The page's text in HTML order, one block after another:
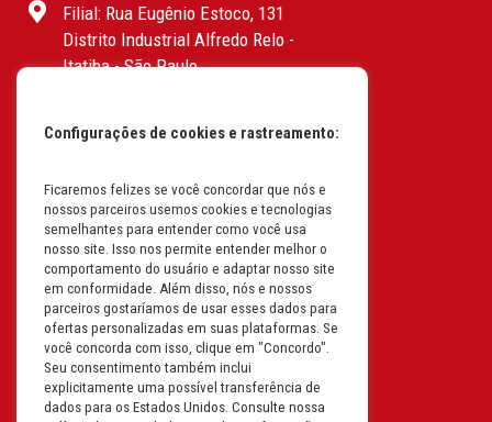
Filial: Rua Eugênio Estoco, 131
Distrito Industrial Alfredo Relo -
Itatiba - São Paulo
I.E: 382.096.357.1147
Filial: Av. Odila Chaves Rodrigues,
1277
Parque industrial RM - Condomínio
Therapark - Jundiaí - São Paulo
CEP: 13.213-087 | CNPJ:
61.193.496/0018-08
I.E: 407.642.800.114
Filial: Rua em Projeto G, 728 – Letra A
Configurações de cookies e rastreamento:
Ficaremos felizes se você concordar que nós e
nossos parceiros usemos cookies e tecnologias
semelhantes para entender como você usa
nosso site. Isso nos permite entender melhor o
comportamento do usuário e adaptar nosso site
em conformidade. Além disso, nós e nossos
parceiros gostaríamos de usar esses dados para
ofertas personalizadas em suas plataformas. Se
você concorda com isso, clique em "Concordo".
Seu consentimento também inclui
explicitamente uma possível transferência de
dados para os Estados Unidos. Consulte nossa